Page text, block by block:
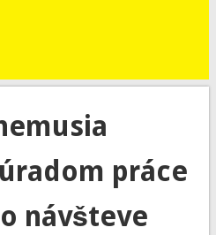
práce
návšteve